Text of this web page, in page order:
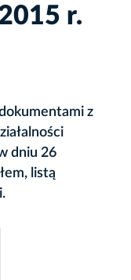
r.
z
dniu 26
listą